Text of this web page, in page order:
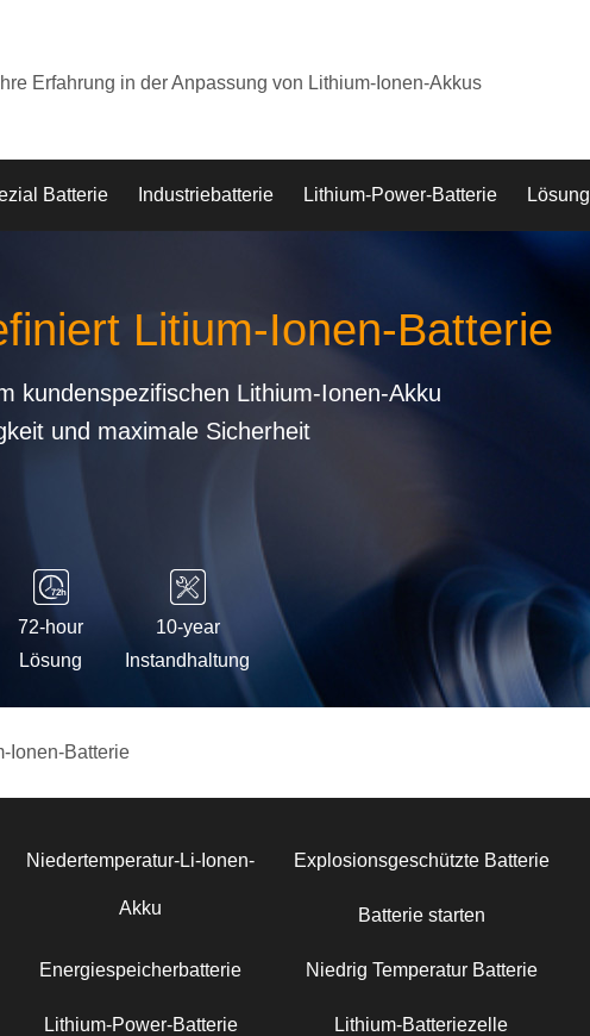
Erfahrung in der Anpassung von Lithium-Ionen-Akkus
Batterie Industriebatterie Lithium-Power-Batterie Lösung
Litium-Ionen-Batterie
kundenspezifischen Lithium-Ionen-Akku
und maximale Sicherheit
72-hour
Lösung
10-year
Instandhaltung
Ionen-Batterie
Niedertemperatur-Li-Ionen-
Akku
Explosionsgeschützte Batterie
Batterie starten
Energiespeicherbatterie Niedrig Temperatur Batterie
Lithium-Power-Batterie Lithium-Batteriezelle